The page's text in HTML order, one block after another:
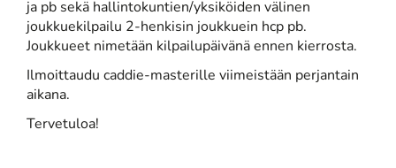
ja pb sekä hallintokuntien/yksiköiden välinen
joukkuekilpailu 2-henkisin joukkuein hcp pb.
Joukkueet nimetään kilpailupäivänä ennen kierrosta.
Ilmoittaudu caddie-masterille viimeistään perjantain
aikana.
​Tervetuloa!